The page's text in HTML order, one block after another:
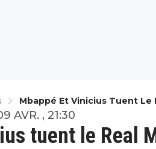
Mbappé Et Vinicius Tuent
tuent le Real
AVR. , 21:30